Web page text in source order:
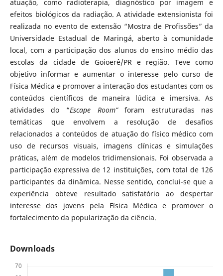
atuação, como radioterapia, diagnóstico por imagem e
efeitos biológicos da radiação. A atividade extensionista foi
realizada no evento de extensão “Mostra de Profissões” da
Universidade Estadual de Maringá, aberto à comunidade
local, com a participação dos alunos do ensino médio das
escolas da cidade de Goioerê/PR e região. Teve como
objetivo informar e aumentar o interesse pelo curso de
Física Médica e promover a interação dos estudantes com os
conteúdos científicos de maneira lúdica e imersiva. As
atividades do “Escape Room”foram estruturadas nas
temáticas que envolvem a resolução de desafios
relacionados a conteúdos de atuação do físico médico com
uso de recursos visuais, imagens clínicas e simulações
práticas, além de modelos tridimensionais. Foi observada a
participação expressiva de 12 instituições, com total de 126
participantes da dinâmica. Nesse sentido, conclui-se que a
experiência obteve resultado satisfatório ao despertar
interesse dos jovens pela Física Médica e promover o
fortalecimento da popularização da ciência.
Downloads